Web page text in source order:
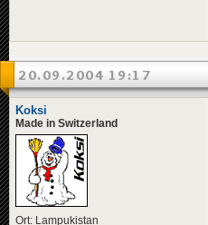
20.09.2004 19:17
Koksi
Made in Switzerland
Ort: Lampukistan